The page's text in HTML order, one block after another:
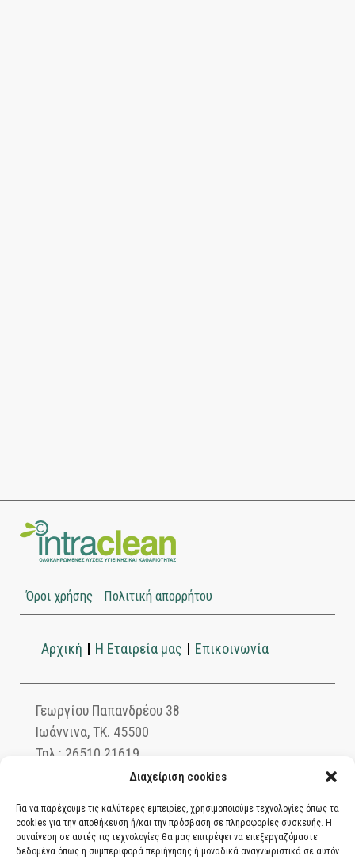
Διαχείριση cookies
Για να παρέχουμε τις καλύτερες εμπειρίες, χρησιμοποιούμε τεχνολογίες όπως τα
cookies για την αποθήκευση ή/και την πρόσβαση σε πληροφορίες συσκευής. Η
συναίνεση σε αυτές τις τεχνολογίες θα μας επιτρέψει να επεξεργαζόμαστε
δεδομένα όπως η συμπεριφορά περιήγησης ή μοναδικά αναγνωριστικά σε αυτόν
Όροι χρήσης Πολιτική απορρήτου
Αρχική Η Εταιρεία μας Επικοινωνία
Γεωργίου Παπανδρέου 38
Ιωάννινα, ΤΚ. 45500
Τηλ.: 26510 21619
info@intraclean.gr
Ασφαλείς συναλλαγές μέσω PayPal. Πληρώστε